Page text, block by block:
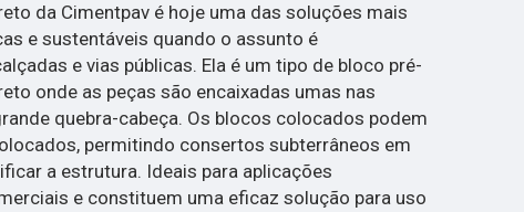
da Cimentpav é hoje uma das soluções mais
e sustentáveis quando o assunto é
e vias públicas. Ela é um tipo de bloco pré-
onde as peças são encaixadas umas nas
quebra-cabeça. Os blocos colocados podem
permitindo consertos subterrâneos em
a estrutura. Ideais para aplicações
e constituem uma eficaz solução para uso